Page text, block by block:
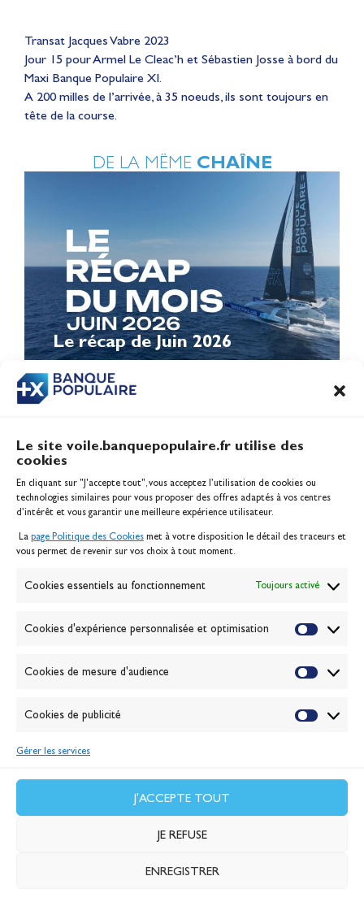
Le site voile.banquepopulaire.fr utilise des
cookies
En cliquant sur "J'accepte tout", vous acceptez l’utilisation de cookies ou
technologies similaires pour vous proposer des offres adaptés à vos centres
d’intérêt et vous garantir une meilleure expérience utilisateur.
La page Politique des Cookies met à votre disposition le détail des traceurs et
vous permet de revenir sur vos choix à tout moment.
Cookies essentiels au fonctionnement Toujours activé
Cookies d'expérience personnalisée et optimisation
Cookies de mesure d'audience
Cookies de publicité
Gérer les services
J'ACCEPTE TOUT
JE REFUSE
ENREGISTRER
Transat Jacques Vabre 2023
Jour 15 pour Armel Le Cleac’h et Sébastien Josse à bord du
Maxi Banque Populaire XI.
A 200 milles de l’arrivée, à 35 noeuds, ils sont toujours en
tête de la course.
DE LA MÊME CHAÎNE
Le récap de Juin 2026
Inscription serveur média
Contact
Politique des cookies
Banque de la voile
Passion Voile TV
ABONNEZ-VOUS
J'accepte lapolitique de confidentialité